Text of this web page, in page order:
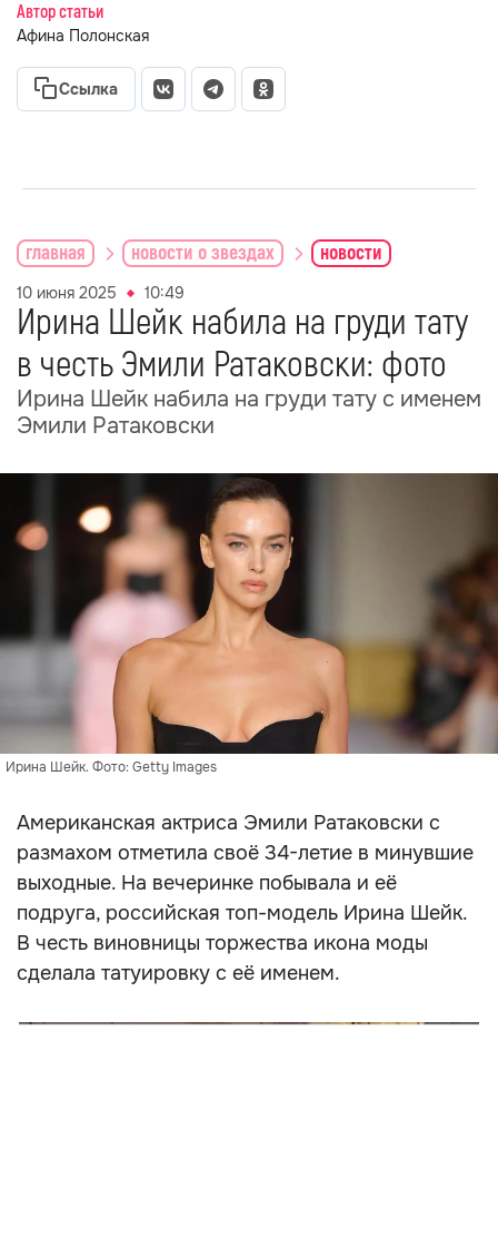
Автор статьи
Афина Полонская
Ссылка
главная новости о звездах новости
10 июня 2025 10:49
Ирина Шейк набила на груди тату
в честь Эмили Ратаковски: фото
Ирина Шейк набила на груди тату с именем
Эмили Ратаковски
Ирина Шейк. Фото: Getty Images
Американская актриса Эмили Ратаковски с
размахом отметила своё 34-летие в минувшие
выходные. На вечеринке побывала и её
подруга, российская топ-модель Ирина Шейк.
В честь виновницы торжества икона моды
сделала татуировку с её именем.